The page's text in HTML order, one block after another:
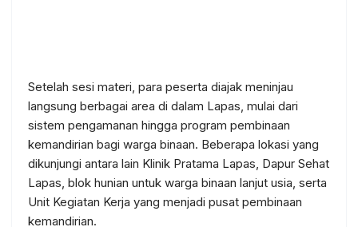
Setelah sesi materi, para peserta diajak meninjau
langsung berbagai area di dalam Lapas, mulai dari
sistem pengamanan hingga program pembinaan
kemandirian bagi warga binaan. Beberapa lokasi yang
dikunjungi antara lain Klinik Pratama Lapas, Dapur Sehat
Lapas, blok hunian untuk warga binaan lanjut usia, serta
Unit Kegiatan Kerja yang menjadi pusat pembinaan
kemandirian.